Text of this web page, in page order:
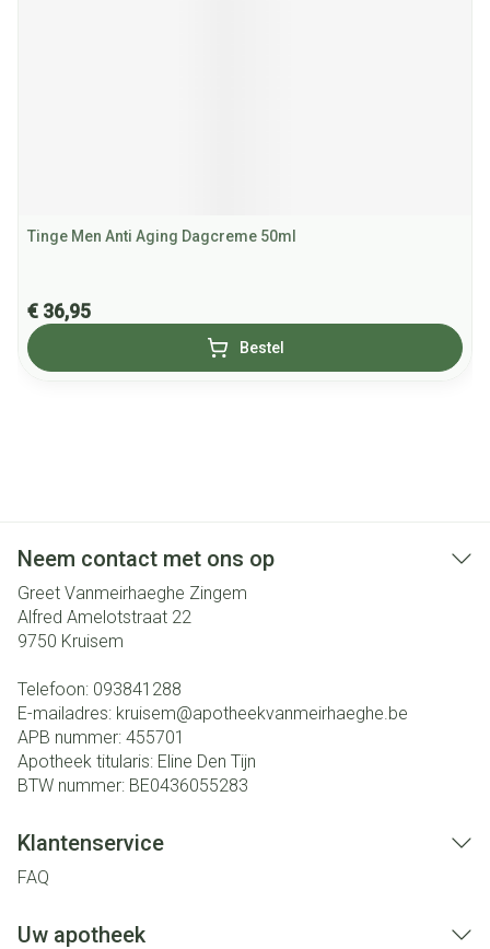
Tinge Men Anti Aging Dagcreme 50ml
€ 36,95
Bestel
Neem contact met ons op
Greet Vanmeirhaeghe Zingem
Alfred Amelotstraat 22
9750 Kruisem
Telefoon: 093841288
E-mailadres: kruisem@apotheekvanmeirhaeghe.be
APB nummer: 455701
Apotheek titularis: Eline Den Tijn
BTW nummer: BE0436055283
Klantenservice
FAQ
Uw apotheek